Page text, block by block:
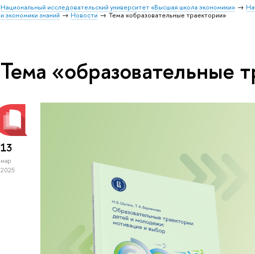
Национальный исследовательский университет «Высшая школа экономики»
и экономики знаний
Новости Тема «образовательные траектории»
Тема «образовательные
13
мар
2025